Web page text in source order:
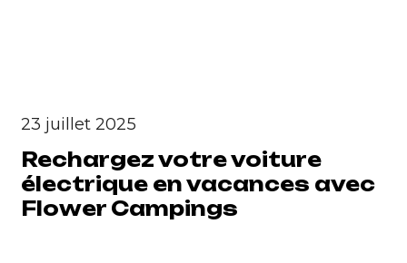
23 juillet 2025
Rechargez votre voiture
électrique en vacances avec
Flower Campings